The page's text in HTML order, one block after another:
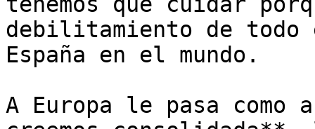
debilitamiento de
España en el mundo.
A Europa le pasa como